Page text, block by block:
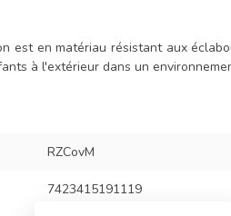
est en matériau résistant aux
à l'extérieur dans un
RZCovM
7423415191119